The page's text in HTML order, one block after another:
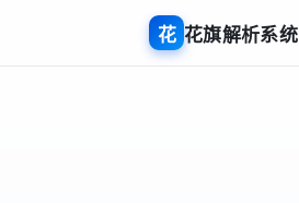
花 花旗解析系统